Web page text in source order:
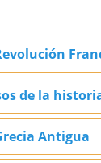
de la
Antigua